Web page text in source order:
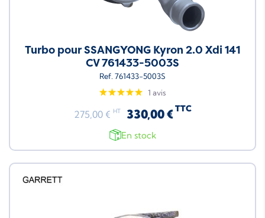
Turbo pour SSANGYONG Kyron 2.0 Xdi 141
CV 761433-5003S
Ref. 761433-5003S
1 avis
275,00 € HT 330,00 € TTC
En stock